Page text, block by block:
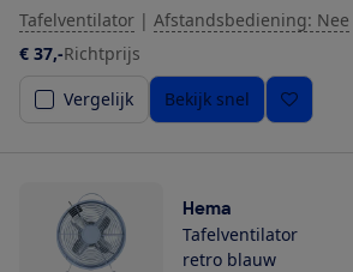
Tafelventilator | Afstandsbediening: Nee
€ 37,-Richtprijs
Vergelijk
Bekijk snel
Hema
Tafelventilator
retro blauw